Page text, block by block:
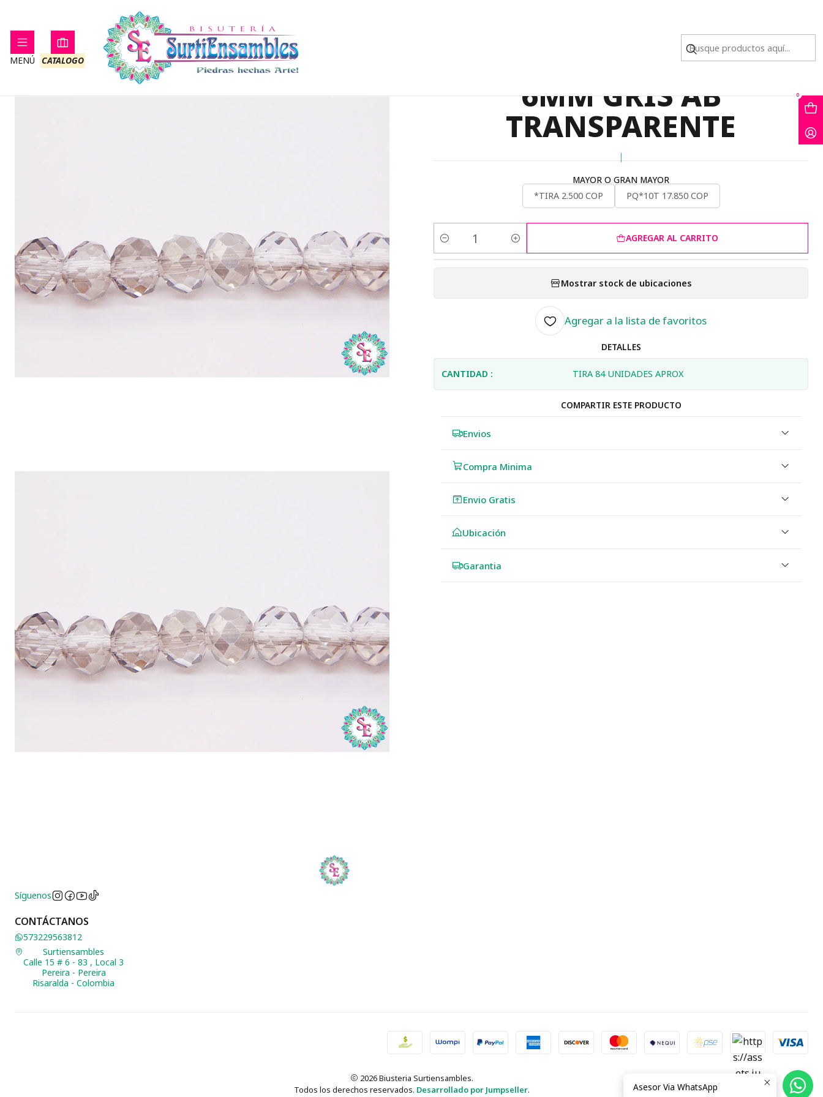
MENÚ CATALOGO
0
CRISTAL MURANO #
6MM GRIS AB
TRANSPARENTE
|
MAYOR O GRAN MAYOR
*TIRA 2.500 COP
PQ*10T 17.850 COP
Cantidad
AGREGAR AL CARRITO
Mostrar stock de ubicaciones
Agregar a la lista de favoritos
DETALLES
CANTIDAD : TIRA 84 UNIDADES APROX
COMPARTIR ESTE PRODUCTO
Envios
Compra Minima
Envio Gratis
Ubicación
Garantia
Síguenos
CONTÁCTANOS
573229563812
Surtiensambles
Calle 15 # 6 - 83 , Local 3
Pereira - Pereira
Risaralda - Colombia
2026 Biusteria Surtiensambles.
Todos los derechos reservados. Desarrollado por Jumpseller. Asesor Via WhatsApp